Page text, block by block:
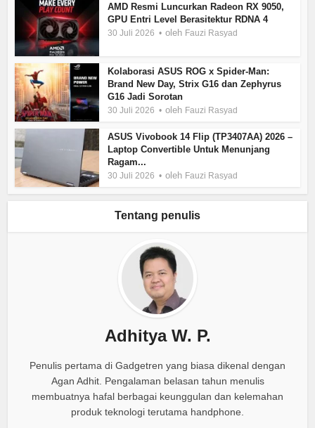
AMD Resmi Luncurkan Radeon RX 9050,
GPU Entri Level Berasitektur RDNA 4
30 Juli 2026 oleh Fauzi Rasyad
Kolaborasi ASUS ROG x Spider-Man:
Brand New Day, Strix G16 dan Zephyrus
G16 Jadi Sorotan
30 Juli 2026 oleh Fauzi Rasyad
ASUS Vivobook 14 Flip (TP3407AA) 2026 –
Laptop Convertible Untuk Menunjang
Ragam...
30 Juli 2026 oleh Fauzi Rasyad
Tentang penulis
Adhitya W. P.
Penulis pertama di Gadgetren yang biasa dikenal dengan
Agan Adhit. Pengalaman belasan tahun menulis
membuatnya hafal berbagai keunggulan dan kelemahan
produk teknologi terutama handphone.